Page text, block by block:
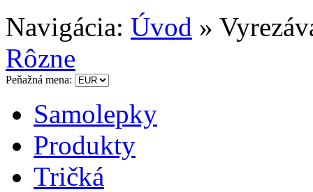
Navigácia: Úvod »
Rôzne
Peňažná mena:
Samolepky
Produkty
Tričká